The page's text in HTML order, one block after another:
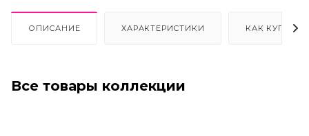
ОПИСАНИЕ ХАРАКТЕРИСТИКИ КАК КУПИТЬ
Все товары коллекции